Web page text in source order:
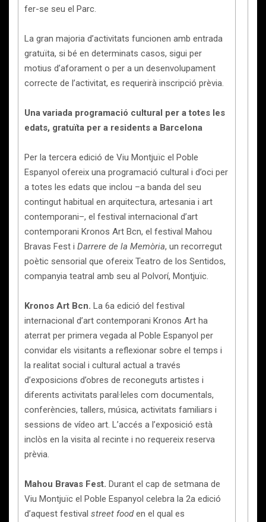
fer-se seu el Parc.
La gran majoria d’activitats funcionen amb entrada
gratuïta, si bé en determinats casos, sigui per
motius d’aforament o per a un desenvolupament
correcte de l’activitat, es requerirà inscripció prèvia.
Una variada programació cultural per a totes les
edats, gratuïta per a residents a Barcelona
Per la tercera edició de Viu Montjuïc el Poble
Espanyol ofereix una programació cultural i d’oci per
a totes les edats que inclou –a banda del seu
contingut habitual en arquitectura, artesania i art
contemporani–, el festival internacional d’art
contemporani Kronos Art Bcn, el festival Mahou
Bravas Fest i Darrere de la Memòria, un recorregut
poètic sensorial que ofereix Teatro de los Sentidos,
companyia teatral amb seu al Polvorí, Montjuïc.
Kronos Art Bcn. La 6a edició del festival
internacional d’art contemporani Kronos Art ha
aterrat per primera vegada al Poble Espanyol per
convidar els visitants a reflexionar sobre el temps i
la realitat social i cultural actual a través
d’exposicions d’obres de reconeguts artistes i
diferents activitats paral·leles com documentals,
conferències, tallers, música, activitats familiars i
sessions de vídeo art. L’accés a l’exposició està
inclòs en la visita al recinte i no requereix reserva
prèvia.
Mahou Bravas Fest. Durant el cap de setmana de
Viu Montjuïc el Poble Espanyol celebra la 2a edició
d’aquest festival street fooden el qual es